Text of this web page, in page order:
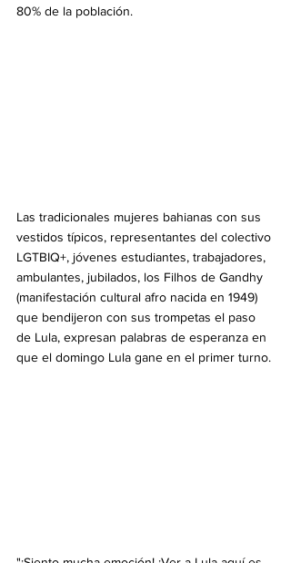
80% de la población.
Las tradicionales mujeres bahianas con sus
vestidos típicos, representantes del colectivo
LGTBIQ+, jóvenes estudiantes, trabajadores,
ambulantes, jubilados, los Filhos de Gandhy
(manifestación cultural afro nacida en 1949)
que bendijeron con sus trompetas el paso
de Lula, expresan palabras de esperanza en
que el domingo Lula gane en el primer turno.